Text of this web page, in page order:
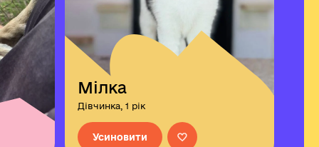
Мілка
Дівчинка, 1 рік
Усиновити